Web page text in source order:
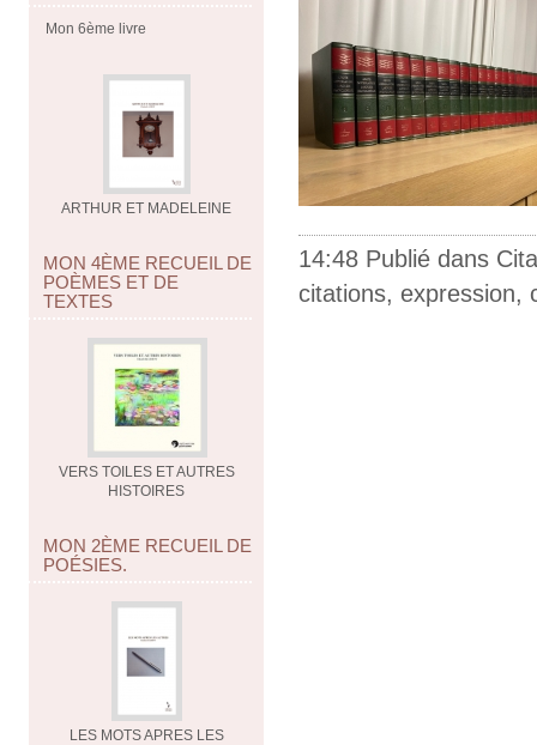
Mon 6ème livre
ARTHUR ET MADELEINE
MON 4ÈME RECUEIL DE
POÈMES ET DE
TEXTES
VERS TOILES ET AUTRES
HISTOIRES
MON 2ÈME RECUEIL DE
POÉSIES.
LES MOTS APRES LES
14:48 Publié dans
citations, expression,